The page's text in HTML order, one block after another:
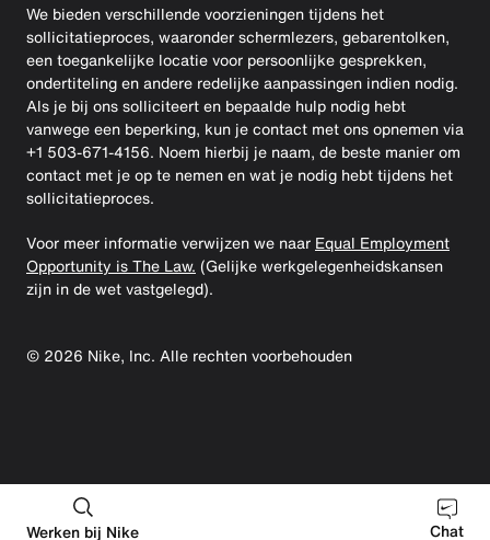
We bieden verschillende voorzieningen tijdens het
sollicitatieproces, waaronder schermlezers, gebarentolken,
een toegankelijke locatie voor persoonlijke gesprekken,
ondertiteling en andere redelijke aanpassingen indien nodig.
Als je bij ons solliciteert en bepaalde hulp nodig hebt
vanwege een beperking, kun je contact met ons opnemen via
+1 503-671-4156. Noem hierbij je naam, de beste manier om
contact met je op te nemen en wat je nodig hebt tijdens het
sollicitatieproces.
Voor meer informatie verwijzen we naar Equal Employment
Opportunity is The Law. (Gelijke werkgelegenheidskansen
zijn in de wet vastgelegd).
© 2026 Nike, Inc. Alle rechten voorbehouden
Werken bij Nike Chat